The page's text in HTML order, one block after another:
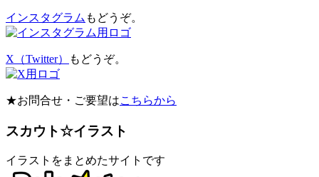
インスタグラム もどうぞ。
X（Twitter） もどうぞ。
★お問合せ・ご要望はこちらから
スカウト☆イラスト
イラストをまとめたサイトです